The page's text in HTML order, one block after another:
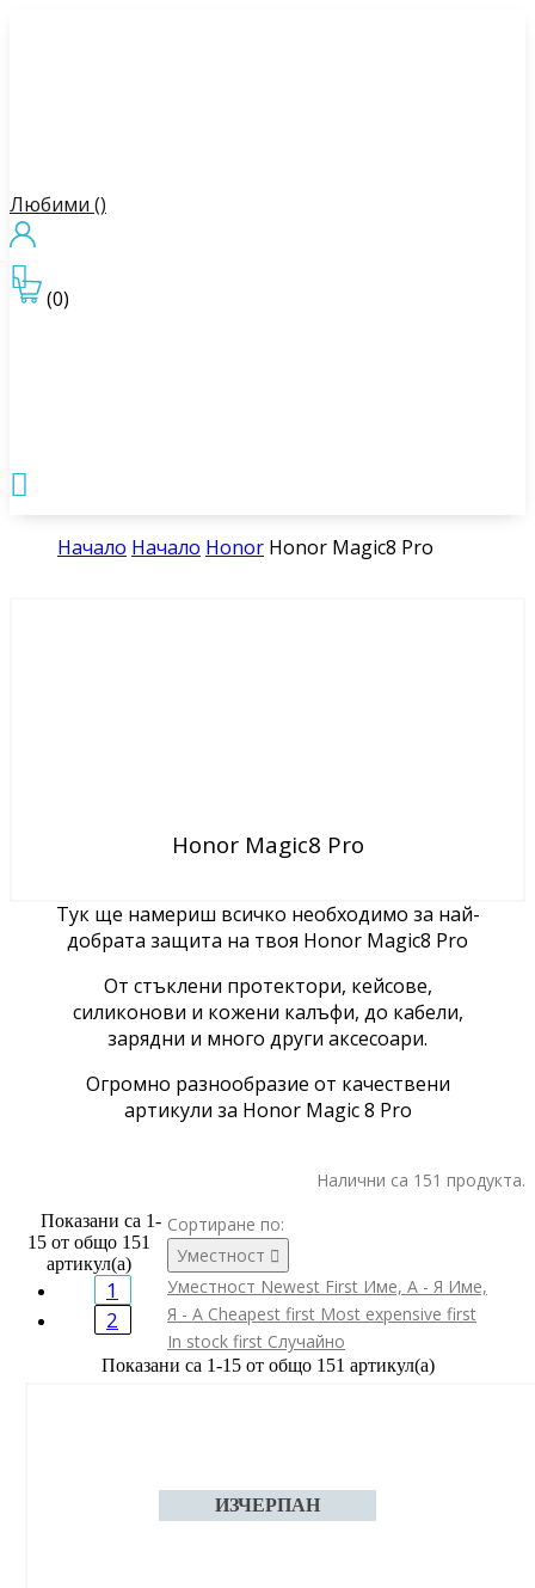
Любими ()
(0)


Начало Начало Honor Honor Magic8 Pro
Honor Magic8 Pro
Тук ще намериш всичко необходимо за най-
добрата защита на твоя Honor Magic8 Pro
От стъклени протектори, кейсове,
силиконови и кожени калъфи, до кабели,
зарядни и много други аксесоари.
Огромно разнообразие от качествени
артикули за Honor Magic 8 Pro
Налични са 151 продукта.
Сортиране по:
Уместност 
Уместност Newest First Име, А - Я Име,
Я - А Cheapest first Most expensive first
In stock first Случайно
Показани са 1-15 от общо 151 артикул(а)
Показани са 1-
15 от общо 151
артикул(а)
1
2